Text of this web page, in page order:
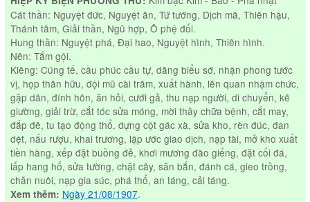
Cát thần: Nguyệt đức, Nguyệt ân, Tứ tướng, Dịch mã, Thiên hậu,
Thánh tâm, Giải thần, Ngũ hợp, Ô phệ đối.
Hung thần: Nguyệt phá, Đại hao, Nguyệt hình, Thiên hình.
Nên: Tắm gội.
Kiêng: Cúng tế, cầu phúc cầu tự, dâng biểu sớ, nhận phong tước
vị, họp thân hữu, đội mũ cài trâm, xuất hành, lên quan nhậm chức,
gặp dân, đính hôn, ăn hỏi, cưới gả, thu nạp người, di chuyển, kê
giường, giải trừ, cắt tóc sửa móng, mời thầy chữa bệnh, cắt may,
đắp đê, tu tạo động thổ, dựng cột gác xà, sửa kho, rèn đúc, đan
dệt, nấu rượu, khai trương, lập ước giao dịch, nạp tài, mở kho xuất
tiền hàng, xếp đặt buồng đẻ, khơi mương đào giếng, đặt cối đá,
lấp hang hố, sửa tường, chặt cây, săn bắn, đánh cá, gieo trồng,
chăn nuôi, nạp gia súc, phá thổ, an táng, cải táng.
Xem thêm: Ngày 21/08/1907.